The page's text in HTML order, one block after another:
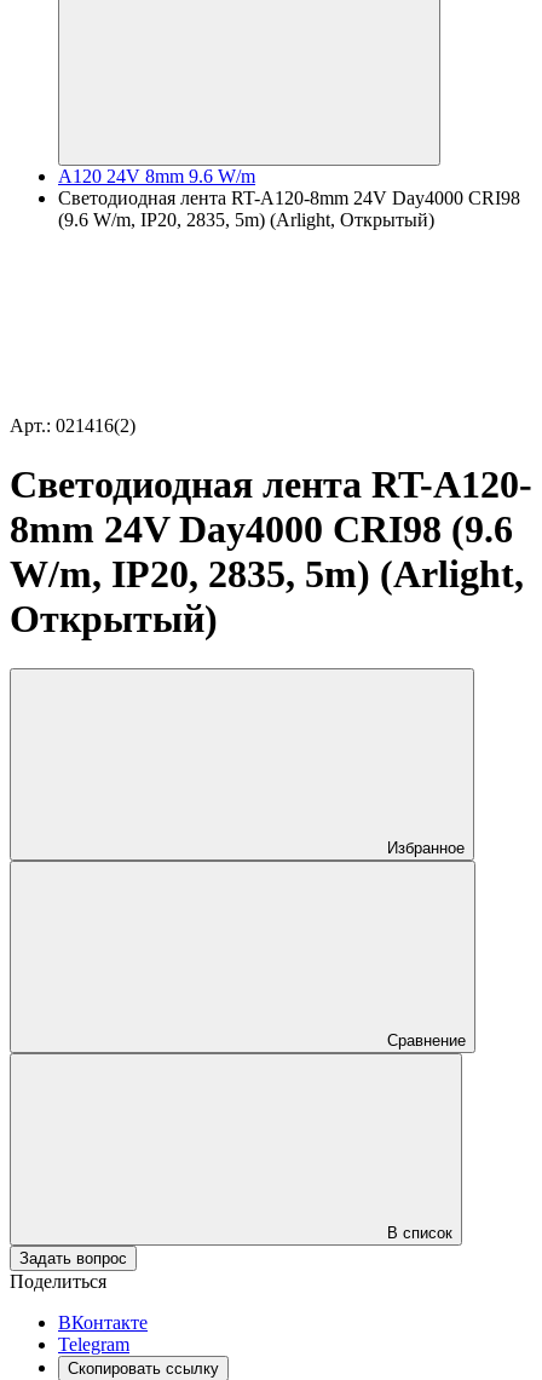
A120 24V 8mm 9.6 W/m
Светодиодная лента RT-A120-8mm 24V Day4000 CRI98
(9.6 W/m, IP20, 2835, 5m) (Arlight, Открытый)
Арт.: 021416(2)
Светодиодная лента RT-A120-
8mm 24V Day4000 CRI98 (9.6
W/m, IP20, 2835, 5m) (Arlight,
Открытый)
Избранное
Сравнение
В список
Задать вопрос
Поделиться
ВКонтакте
Telegram
Скопировать ссылку